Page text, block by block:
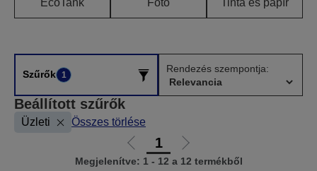
EcoTank Fotó Tinta és papír
Szűrők 1
Rendezés szempontja:
Beállított szűrők
Üzleti Összes törlése
Előző
oldalra
1
Következő
oldalra
Megjelenítve: 1 - 12 a 12 termékből